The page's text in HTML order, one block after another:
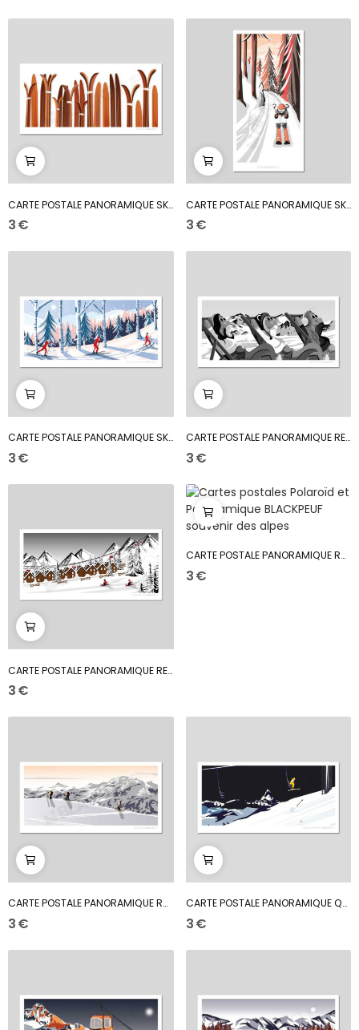
CARTE POSTALE PANORAMIQUE SKI WOOD
3 €
CARTE POSTALE PANORAMIQUE SKI TIME
3 €
CARTE POSTALE PANORAMIQUE SKI DE FOND EN FORÊT
3 €
CARTE POSTALE PANORAMIQUE RETRO TRANSAT
3 €
CARTE POSTALE PANORAMIQUE RETOUR STATION
3 €
CARTE POSTALE PANORAMIQUE RANDO HAUTE MONTAGNE
3 €
CARTE POSTALE PANORAMIQUE RANDO CRÈTE
3 €
CARTE POSTALE PANORAMIQUE QUAND TE REVERRAI-JE ?
3 €